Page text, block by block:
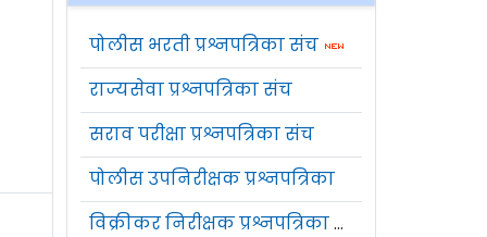
पोलीस भरती प्रश्नपत्रिका संच
राज्यसेवा प्रश्नपत्रिका संच
सराव परीक्षा प्रश्नपत्रिका संच
पोलीस उपनिरीक्षक प्रश्नपत्रिका
विक्रीकर निरीक्षक प्रश्नपत्रिका संच